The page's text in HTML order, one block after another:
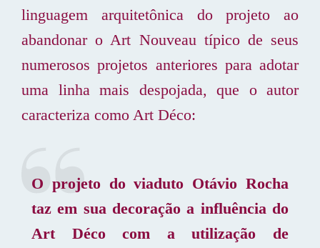
linguagem arquitetônica do projeto ao
abandonar o Art Nouveau típico de seus
numerosos projetos anteriores para adotar
uma linha mais despojada, que o autor
caracteriza como Art Déco:
O projeto do viaduto Otávio Rocha
taz em sua decoração a influência do
Art Déco com a utilização de